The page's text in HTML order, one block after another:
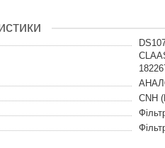
CNH